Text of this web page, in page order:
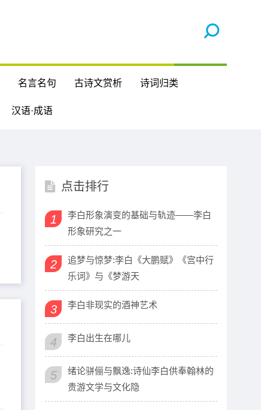
名言名句 古诗文赏析 诗词归类
汉语·成语
点击排行
1
李白形象演变的基础与轨迹——李白
形象研究之一
2
追梦与惊梦:李白《大鹏赋》《宫中行
乐词》与《梦游天
3 李白非现实的酒神艺术
4 李白出生在哪儿
5
绪论骈俪与飘逸:诗仙李白供奉翰林的
贵游文学与文化隐